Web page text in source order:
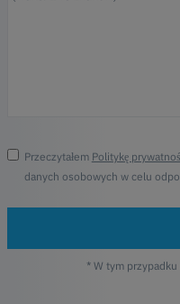
Przeczytałem Politykę
danych osobowych w celu
* W tym